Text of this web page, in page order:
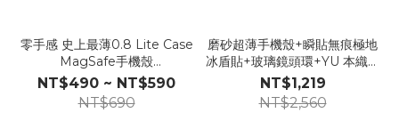
零手感 史上最薄0.8 Lite Case
MagSafe手機殼
Londonimg【D12】
NT$490 ~ NT$590
NT$690
磨砂超薄手機殼+瞬貼無痕極地
冰盾貼+玻璃鏡頭環+YU 本織長
掛繩【GG50】
NT$1,219
NT$2,560